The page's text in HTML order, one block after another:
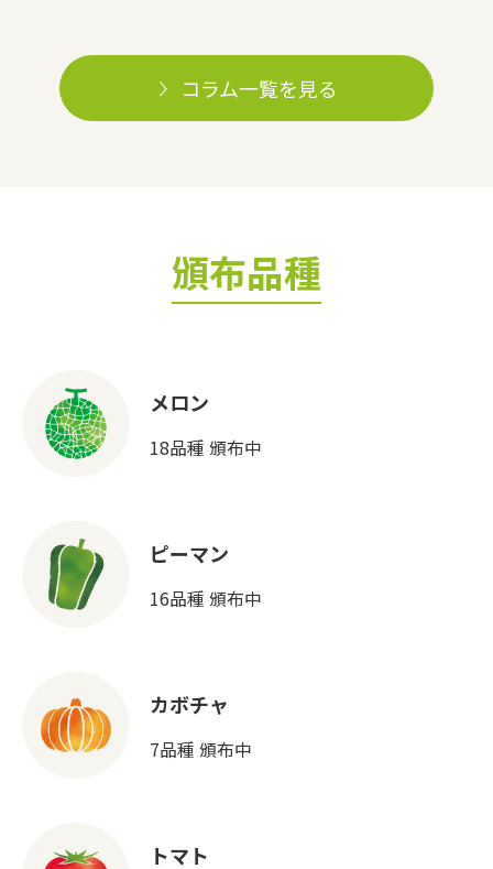
コラム一覧を見る
頒布品種
メロン
18品種 頒布中
ピーマン
16品種 頒布中
カボチャ
7品種 頒布中
トマト